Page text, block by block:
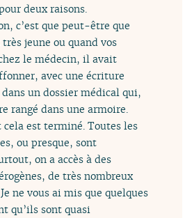
deux raisons.
c’est que peut-être que
jeune ou quand vos
le médecin, il avait
avec une écriture
un dossier médical qui,
rangé dans une armoire.
est terminé. Toutes les
ou presque, sont
on a accès à des
de très nombreux
ne vous ai mis que quelques
qu’ils sont quasi